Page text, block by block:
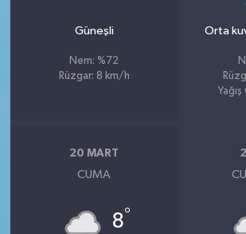
Güneşli
Nem: %72
Rüzgar: 8 km/h
Orta
Yağış
20 MART
CUMA
8°